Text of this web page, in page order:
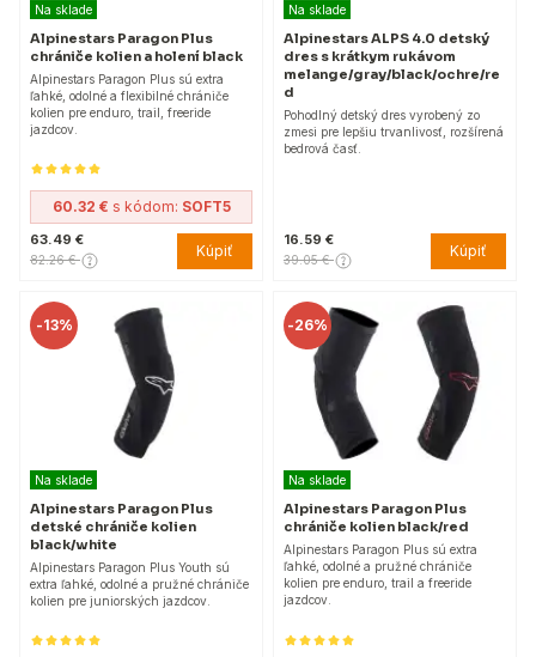
Na sklade
Alpinestars Paragon Plus
chrániče kolien a holení black
Alpinestars Paragon Plus sú extra
ľahké, odolné a flexibilné chrániče
kolien pre enduro, trail, freeride
jazdcov.
60.32 € s kódom: SOFT5
63.49 €
82.26 € Kúpiť
Na sklade
Alpinestars ALPS 4.0 detský
dres s krátkym rukávom
melange/gray/black/ochre/re
d
Pohodlný detský dres vyrobený zo
zmesi pre lepšiu trvanlivosť, rozšírená
bedrová časť.
16.59 €
39.05 € Kúpiť
-13%
Na sklade
Alpinestars Paragon Plus
detské chrániče kolien
black/white
Alpinestars Paragon Plus Youth sú
extra ľahké, odolné a pružné chrániče
kolien pre juniorských jazdcov.
-26%
Na sklade
Alpinestars Paragon Plus
chrániče kolien black/red
Alpinestars Paragon Plus sú extra
ľahké, odolné a pružné chrániče
kolien pre enduro, trail a freeride
jazdcov.